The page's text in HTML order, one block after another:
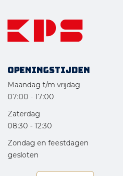
Openingstijden
Maandag t/m vrijdag
07:00 - 17:00
Zaterdag
08:30 - 12:30
Zondag en feestdagen
gesloten